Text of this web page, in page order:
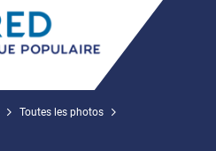
Toutes les photos